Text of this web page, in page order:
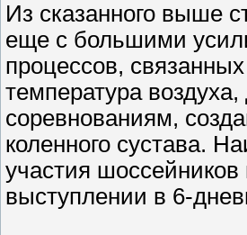
Из сказанного выше
еще с большими
процессов,
температура
соревнованиям,
коленного сустава.
участия шоссейников
выступлении в 6-